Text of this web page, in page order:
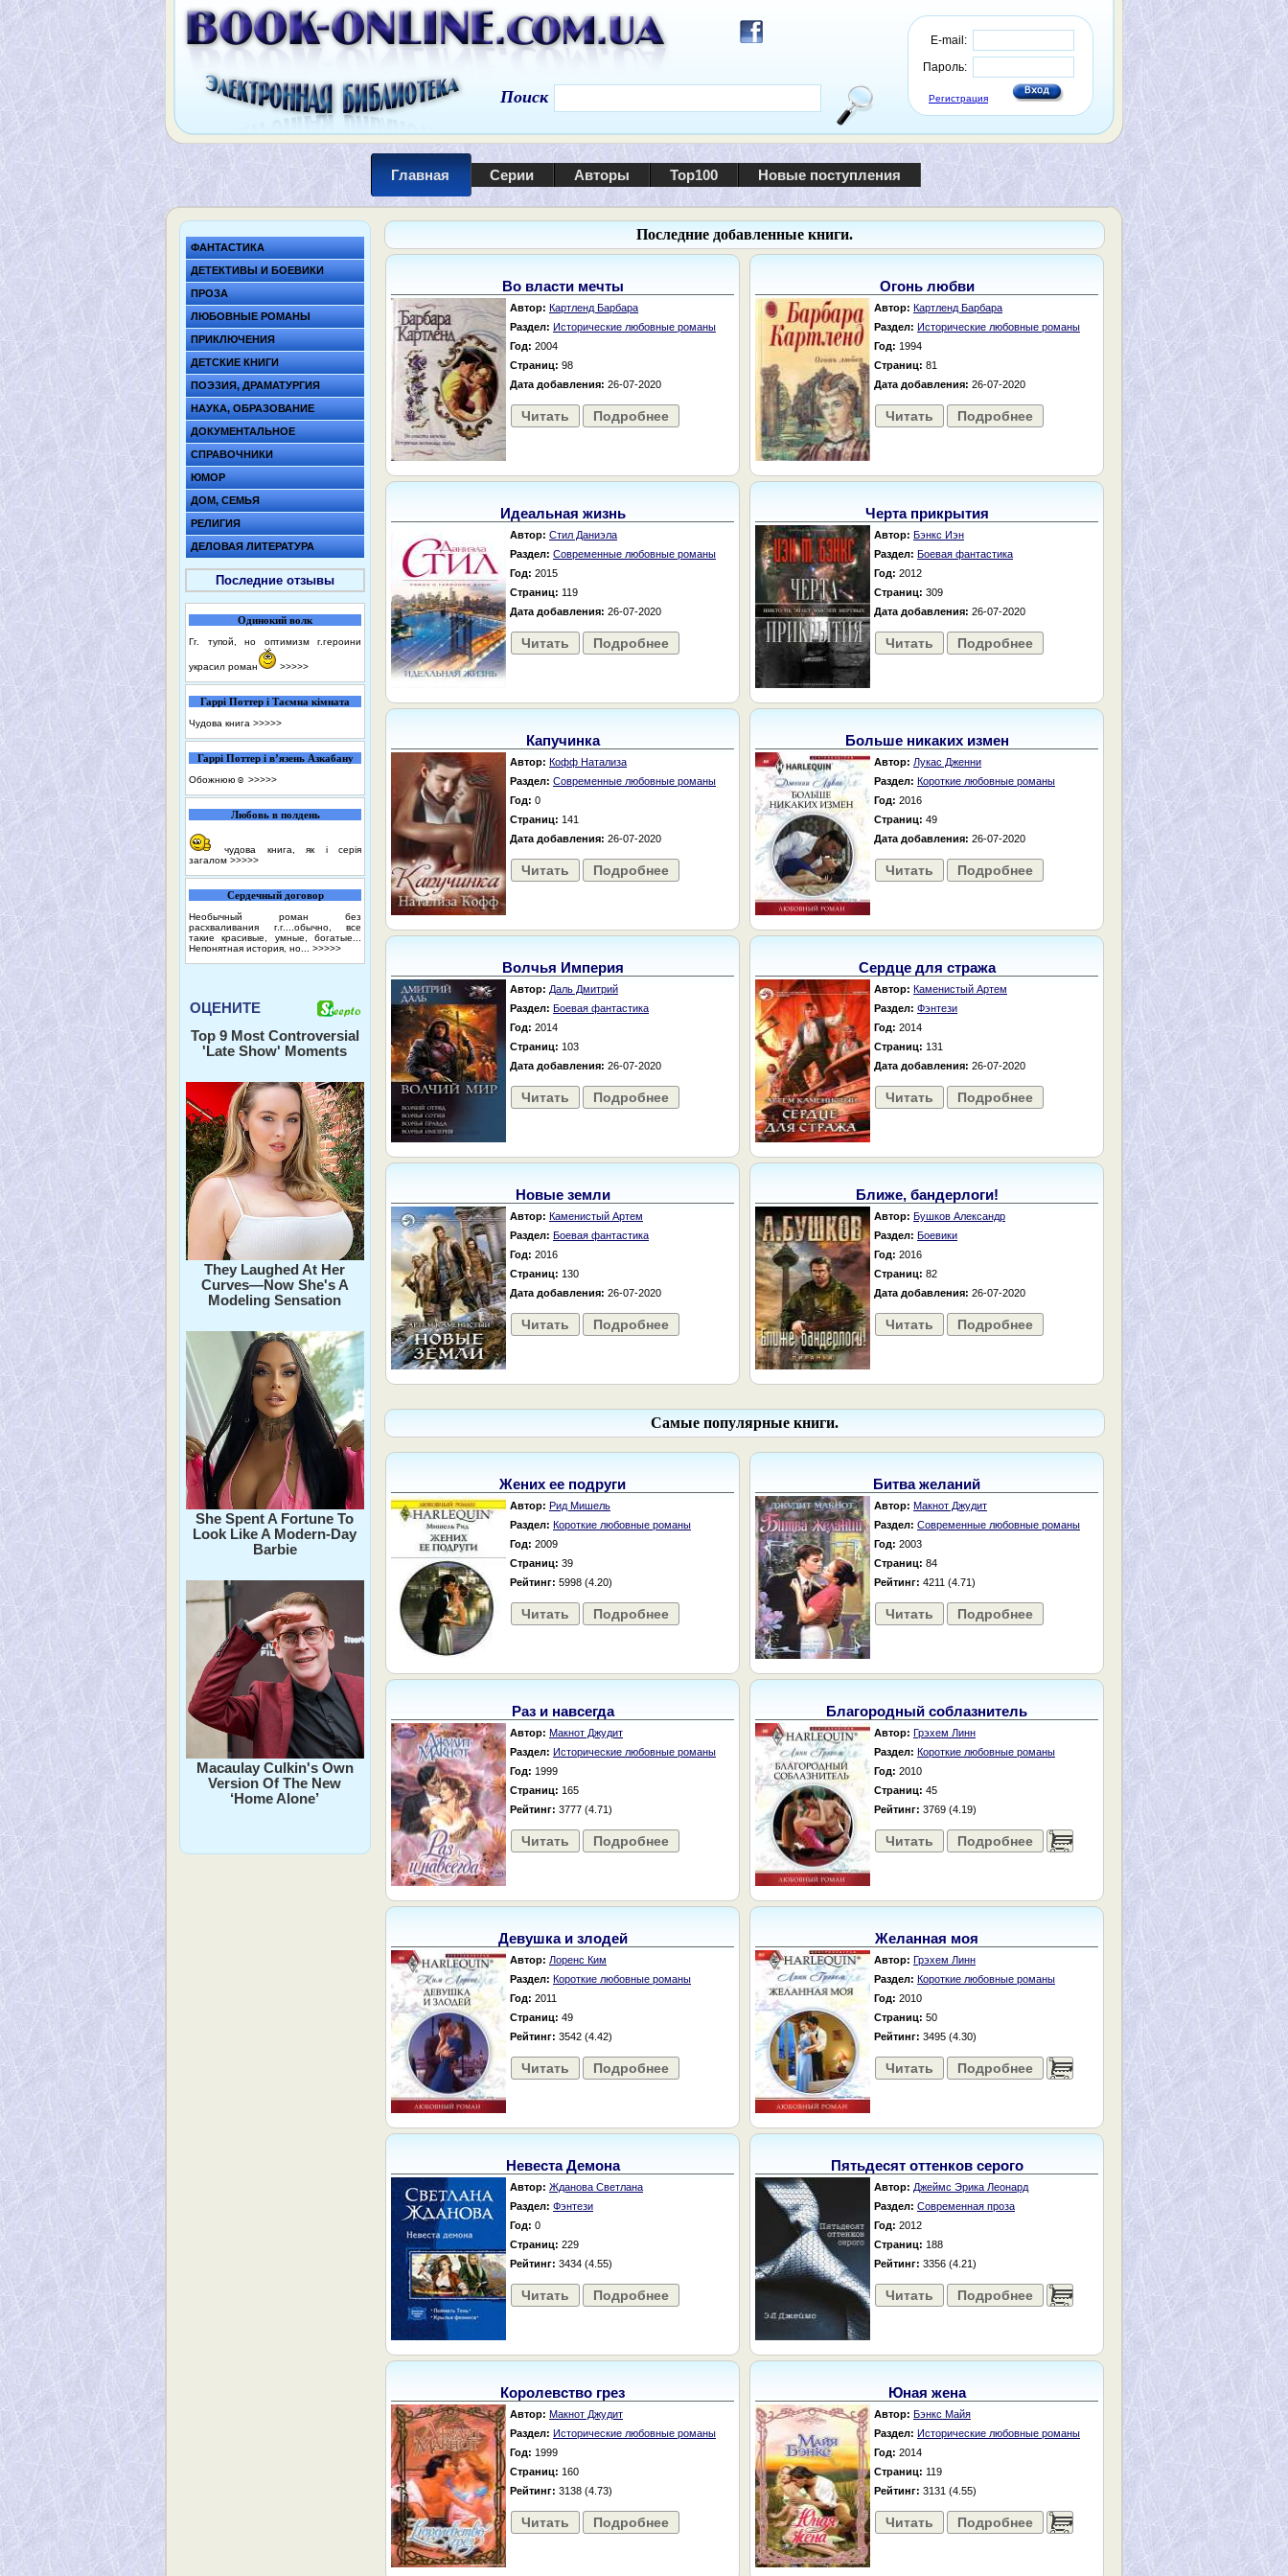
E-mail:
Пароль:
Регистрация
Поиск
Главная Серии Авторы Top100 Новые поступления
ФАНТАСТИКА
ДЕТЕКТИВЫ И БОЕВИКИ
ПРОЗА
ЛЮБОВНЫЕ РОМАНЫ
ПРИКЛЮЧЕНИЯ
ДЕТСКИЕ КНИГИ
ПОЭЗИЯ, ДРАМАТУРГИЯ
НАУКА, ОБРАЗОВАНИЕ
ДОКУМЕНТАЛЬНОЕ
СПРАВОЧНИКИ
ЮМОР
ДОМ, СЕМЬЯ
РЕЛИГИЯ
ДЕЛОВАЯ ЛИТЕРАТУРА
Последние отзывы
Одинокий волк
Гг. тупой, но оптимизм г.героини
украсил роман >>>>>
Гаррі Поттер і Таємна кімната
Чудова книга >>>>>
Гаррі Поттер і в’язень Азкабану
Обожнюю☺️ >>>>>
Любовь в полдень
чудова книга, як і серія
загалом >>>>>
Сердечный договор
Необычный роман без
расхваливания г.г....обычно, все
такие красивые, умные, богатые...
Непонятная история, но... >>>>>
ОЦЕНИТЕ
Top 9 Most Controversial
'Late Show' Moments
They Laughed At Her
Curves—Now She's A
Modeling Sensation
She Spent A Fortune To
Look Like A Modern-Day
Barbie
Macaulay Culkin's Own
Version Of The New
‘Home Alone’
Последние добавленные книги.
Во власти мечты
Автор: Картленд Барбара
Раздел: Исторические любовные романы
Год: 2004
Страниц: 98
Дата добавления: 26-07-2020
Читать Подробнее
Огонь любви
Автор: Картленд Барбара
Раздел: Исторические любовные романы
Год: 1994
Страниц: 81
Дата добавления: 26-07-2020
Читать Подробнее
Идеальная жизнь
Автор: Стил Даниэла
Раздел: Современные любовные романы
Год: 2015
Страниц: 119
Дата добавления: 26-07-2020
Читать Подробнее
Черта прикрытия
Автор: Бэнкс Иэн
Раздел: Боевая фантастика
Год: 2012
Страниц: 309
Дата добавления: 26-07-2020
Читать Подробнее
Капучинка
Автор: Кофф Натализа
Раздел: Современные любовные романы
Год: 0
Страниц: 141
Дата добавления: 26-07-2020
Читать Подробнее
Больше никаких измен
Автор: Лукас Дженни
Раздел: Короткие любовные романы
Год: 2016
Страниц: 49
Дата добавления: 26-07-2020
Читать Подробнее
Волчья Империя
Автор: Даль Дмитрий
Раздел: Боевая фантастика
Год: 2014
Страниц: 103
Дата добавления: 26-07-2020
Читать Подробнее
Сердце для стража
Автор: Каменистый Артем
Раздел: Фэнтези
Год: 2014
Страниц: 131
Дата добавления: 26-07-2020
Читать Подробнее
Новые земли
Автор: Каменистый Артем
Раздел: Боевая фантастика
Год: 2016
Страниц: 130
Дата добавления: 26-07-2020
Читать Подробнее
Ближе, бандерлоги!
Автор: Бушков Александр
Раздел: Боевики
Год: 2016
Страниц: 82
Дата добавления: 26-07-2020
Читать Подробнее
Самые популярные книги.
Жених ее подруги
Автор: Рид Мишель
Раздел: Короткие любовные романы
Год: 2009
Страниц: 39
Рейтинг: 5998 (4.20)
Читать Подробнее
Битва желаний
Автор: Макнот Джудит
Раздел: Современные любовные романы
Год: 2003
Страниц: 84
Рейтинг: 4211 (4.71)
Читать Подробнее
Раз и навсегда
Автор: Макнот Джудит
Раздел: Исторические любовные романы
Год: 1999
Страниц: 165
Рейтинг: 3777 (4.71)
Читать Подробнее
Благородный соблазнитель
Автор: Грэхем Линн
Раздел: Короткие любовные романы
Год: 2010
Страниц: 45
Рейтинг: 3769 (4.19)
Читать Подробнее ......
Девушка и злодей
Автор: Лоренс Ким
Раздел: Короткие любовные романы
Год: 2011
Страниц: 49
Рейтинг: 3542 (4.42)
Читать Подробнее
Желанная моя
Автор: Грэхем Линн
Раздел: Короткие любовные романы
Год: 2010
Страниц: 50
Рейтинг: 3495 (4.30)
Читать Подробнее ......
Невеста Демона
Автор: Жданова Светлана
Раздел: Фэнтези
Год: 0
Страниц: 229
Рейтинг: 3434 (4.55)
Читать Подробнее
Пятьдесят оттенков серого
Автор: Джеймс Эрика Леонард
Раздел: Современная проза
Год: 2012
Страниц: 188
Рейтинг: 3356 (4.21)
Читать Подробнее ......
Королевство грез
Автор: Макнот Джудит
Раздел: Исторические любовные романы
Год: 1999
Страниц: 160
Рейтинг: 3138 (4.73)
Читать Подробнее
Юная жена
Автор: Бэнкс Майя
Раздел: Исторические любовные романы
Год: 2014
Страниц: 119
Рейтинг: 3131 (4.55)
Читать Подробнее ......